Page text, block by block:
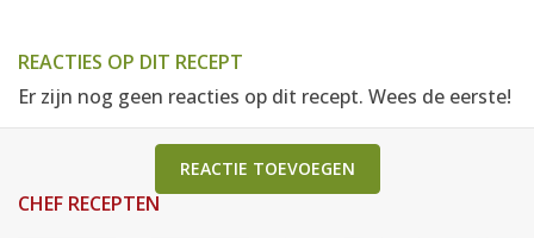
REACTIES OP DIT RECEPT
Er zijn nog geen reacties op dit recept. Wees de eerste!
REACTIE TOEVOEGEN
CHEF RECEPTEN